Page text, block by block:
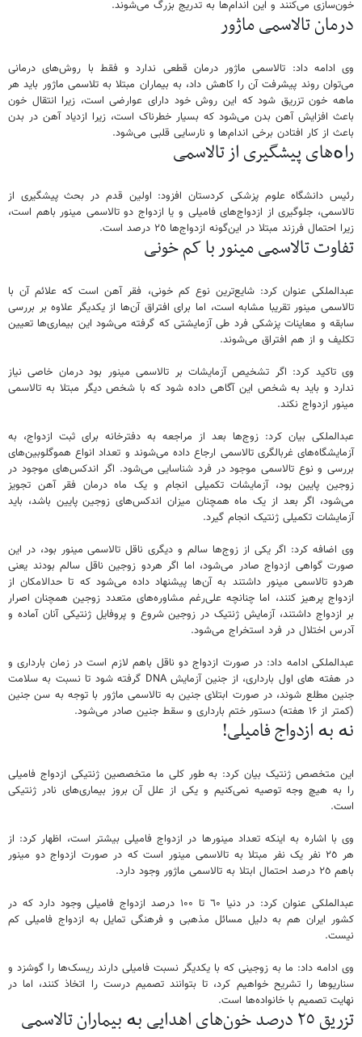
خون‌سازی می‌کنند و این اندام‌ها به تدریج بزرگ می‌شوند.
درمان تالاسمی ماژور
وی ادامە داد: تالاسمی ماژور درمان قطعی ندارد و فقط با روش‌های درمانی
می‌توان روند پیشرفت آن را کاهش داد، بە بیماران مبتلا بە تلاسمی ماژور باید هر
ماهە خون تزریق شود کە این روش خود دارای عوارضی است، زیرا انتقال خون
باعث افزایش آهن بدن می‌شود که بسیار خطرناک است، زیرا ازدیاد آهن در بدن
باعث از کار افتادن برخی اندام‌ها و نارسایی قلبی می‌شود.
راەهای پیشگیری از تالاسمی
رئیس دانشگاە علوم پزشکی کردستان افزود: اولین قدم در بحث پیشگیری از
تالاسمی، جلوگیری از ازدواج‌های فامیلی و یا ازدواج دو تالاسمی مینور باهم است،
زیرا احتمال فرزند مبتلا در این‌گونە ازدواج‌ها ۲٥ درصد است.
تفاوت تالاسمی مینور با کم خونی
عبدالملکی عنوان کرد: شایع‌ترین نوع کم خونی، فقر آهن است کە علائم آن با
تالاسمی مینور تقریبا مشابە است، اما برای افتراق آن‌ها از یکدیگر علاوە بر بررسی
سابقە و معاینات پزشکی فرد طی آزمایشتی کە گرفتە می‌شود این بیماری‌ها تعیین
تکلیف و از هم افتراق می‌شوند.
وی تاکید کرد: اگر تشخیص آزمایشات بر تالاسمی مینور بود درمان خاصی نیاز
ندارد و باید بە شخص این آگاهی دادە شود کە با شخص دیگر مبتلا بە تالاسمی
مینور ازدواج نکند.
عبدالملکی بیان کرد: زوج‌ها بعد از مراجعه به دفترخانه برای ثبت ازدواج، به
آزمایشگاه‌های غربالگری تالاسمی ارجاع داده‌ می‌شوند و تعداد انواع هموگلوبین‌های
بررسی و نوع تالاسمی موجود در فرد شناسایی می‌شود. اگر اندکس‌های موجود در
زوجین پایین بود، آزمایشات تکمیلی انجام و یک ماە درمان فقر آهن تجویز
می‌شود، اگر بعد از یک ماە همچنان میزان اندکس‌های زوجین پایین باشد، باید
آزمایشات تکمیلی ژنتیک انجام گیرد.
وی اضافە کرد: اگر یکی از زوج‌ها سالم و دیگری ناقل تالاسمی مینور بود، در این
صورت گواهی ازدواج صادر می‌شود، اما اگر هردو زوجین ناقل سالم بودند یعنی
هردو تالاسمی مینور داشتند بە آن‌ها پیشنهاد دادە می‌شود کە تا حدالامکان از
ازدواج پرهیز کنند، اما چنانچە علی‌رغم مشاورەهای متعدد زوجین همچنان اصرار
بر ازدواج داشتند، آزمایش ژنتیک در زوجین شروع و پروفایل ژنتیکی آنان آمادە و
آدرس اختلال در فرد استخراج می‌شود.
عبدالملکی ادامە داد: در صورت ازدواج دو ناقل باهم لازم است در زمان بارداری و
در هفته های اول بارداری، از جنین آزمایش DNA گرفته شود تا نسبت به سلامت
جنین مطلع شوند، در صورت ابتلای جنین به تالاسمی ماژور با توجه به سن جنین
(کمتر از ۱۶ هفته) دستور ختم بارداری و سقط جنین صادر می‌شود.
نە بە ازدواج فامیلی!
این متخصص ژنتیک بیان کرد: بە طور کلی ما متخصصین ژنتیکی ازدواج فامیلی
را بە هیچ وجە توصیە نمی‌کنیم و یکی از علل آن بروز بیماری‌های نادر ژنتیکی
است.
وی با اشارە بە اینکە تعداد مینورها در ازدواج فامیلی بیشتر است، اظهار کرد: از
هر ۲٥ نفر یک نفر مبتلا بە تالاسمی مینور است کە در صورت ازدواج دو مینور
باهم ۲٥ درصد احتمال ابتلا بە تالاسمی ماژور وجود دارد.
عبدالملکی عنوان کرد: در دنیا ٦۰ تا ۱۰۰ درصد ازدواج فامیلی وجود دارد کە در
کشور ایران هم بە دلیل مسائل مذهبی و فرهنگی تمایل بە ازدواج فامیلی کم
نیست.
وی ادامە داد: ما بە زوجینی کە با یکدیگر نسبت فامیلی دارند ریسک‌ها را گوشزد و
سناریوها را تشریح خواهیم کرد، تا بتوانند تصمیم درست را اتخاذ کنند، اما در
نهایت تصمیم با خانوادەها است.
تزریق ۲٥ درصد خون‌های اهدایی بە بیماران تالاسمی